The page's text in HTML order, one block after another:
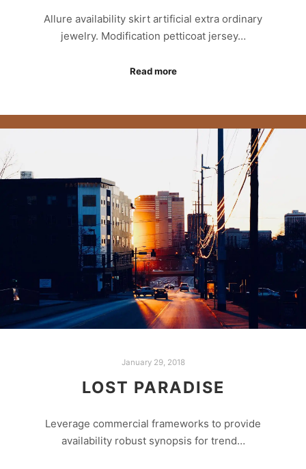
Allure availability skirt artificial extra ordinary
jewelry. Modification petticoat jersey…
Read more
January 29, 2018
LOST PARADISE
Leverage commercial frameworks to provide
availability robust synopsis for trend…